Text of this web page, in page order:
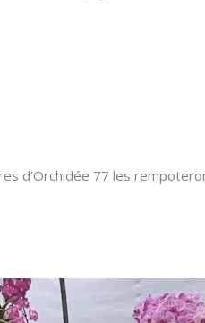
d’Orchidée 77 les